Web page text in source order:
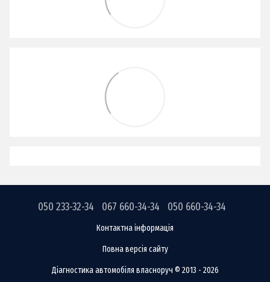
050 233-32-34 067 660-34-34 050 660-34-34
Контактна інформація
Повна версія сайту
Діагностика автомобіля власноруч © 2013 - 2026